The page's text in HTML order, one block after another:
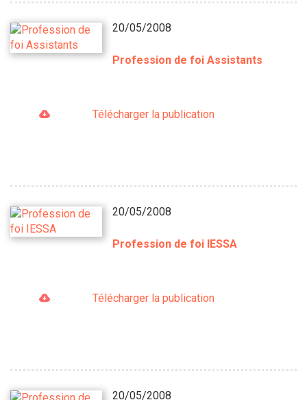
20/05/2008
Profession de foi Assistants
Télécharger la publication
20/05/2008
Profession de foi IESSA
Télécharger la publication
20/05/2008